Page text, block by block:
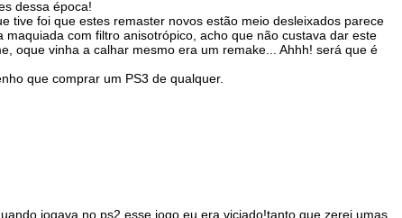
dessa época!
tive foi que estes remaster novos estão meio desleixados parece
com filtro anisotrópico, acho que não custava dar este
oque vinha a calhar mesmo era um remake... Ahhh! será que é
que comprar um PS3 de qualquer.
jogava no ps2 esse jogo eu era viciado!tanto que zerei umas